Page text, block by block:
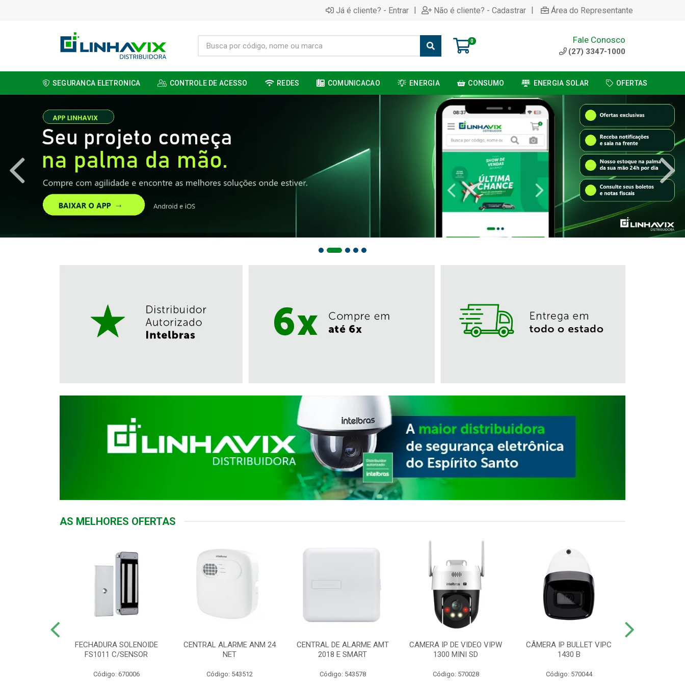
Já é cliente? - Entrar | Não é cliente? - Cadastrar | Área do Representante
0 Fale Conosco
(27) 3347-1000
SEGURANCA ELETRONICA CONTROLE DE ACESSO REDES COMUNICACAO ENERGIA CONSUMO ENERGIA SOLAR OFERTAS
AS MELHORES OFERTAS
FECHADURA SOLENOIDE
FS1011 C/SENSOR
Código: 670006
CENTRAL ALARME ANM 24
NET
Código: 543512
CENTRAL DE ALARME AMT
2018 E SMART
Código: 543578
CAMERA IP DE VIDEO VIPW
1300 MINI SD
Código: 570028
CÂMERA IP BULLET VIPC
1430 B
Código: 570044